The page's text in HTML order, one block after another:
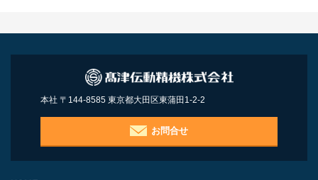
本社 〒144-8585 東京都大田区東蒲田1-2-2
お問合せ